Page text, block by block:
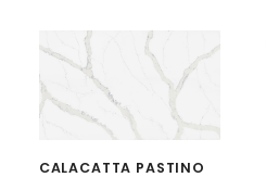
CALACATTA PASTINO